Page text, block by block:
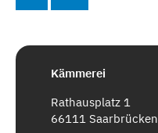
Kämmerei
Rathausplatz 1
66111 Saarbrücken